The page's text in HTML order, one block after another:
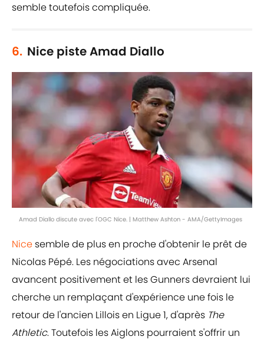
semble toutefois compliquée.
6. Nice piste Amad Diallo
Amad Diallo discute avec l'OGC Nice. | Matthew Ashton - AMA/GettyImages
Nice semble de plus en proche d'obtenir le prêt de
Nicolas Pépé. Les négociations avec Arsenal
avancent positivement et les Gunners devraient lui
cherche un remplaçant d'expérience une fois le
retour de l'ancien Lillois en Ligue 1, d'après The
Athletic. Toutefois les Aiglons pourraient s'offrir un